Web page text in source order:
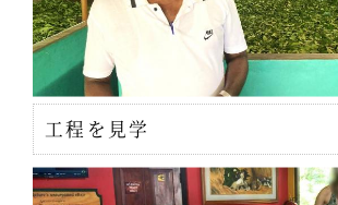
工程を見学